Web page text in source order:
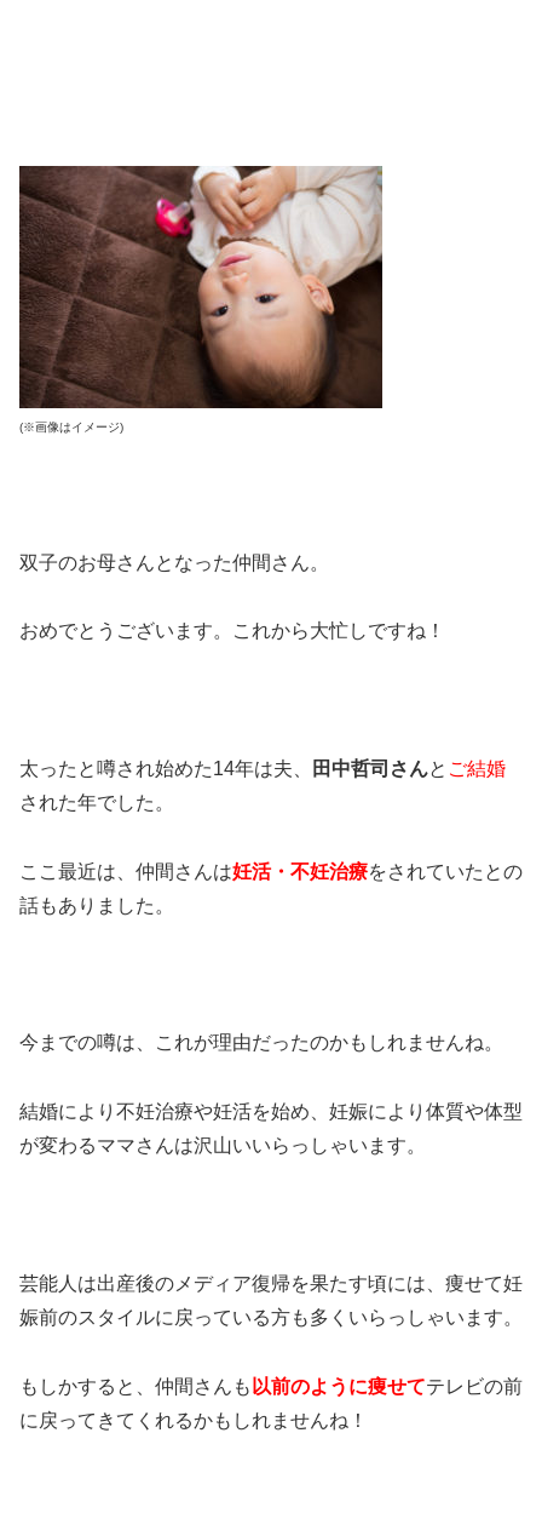
(※画像はイメージ)
双子のお母さんとなった仲間さん。
おめでとうございます。これから大忙しですね！
太ったと噂され始めた14年は夫、 田中哲司さんと ご結婚
された年でした。
ここ最近は、仲間さんは妊活・不妊治療をされていたとの
話もありました。
今までの噂は、これが理由だったのかもしれませんね。
結婚により不妊治療や妊活を始め、妊娠により体質や体型
が変わるママさんは沢山いいらっしゃいます。
芸能人は出産後のメディア復帰を果たす頃には、痩せて妊
娠前のスタイルに戻っている方も多くいらっしゃいます。
もしかすると、仲間さんも 以前のように痩せてテレビの前
に戻ってきてくれるかもしれませんね！